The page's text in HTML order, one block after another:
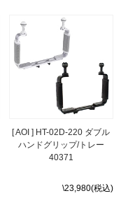
[ AOI ] HT-02D-220 ダブル
ハンドグリップ/トレー
40371
\23,980(税込)